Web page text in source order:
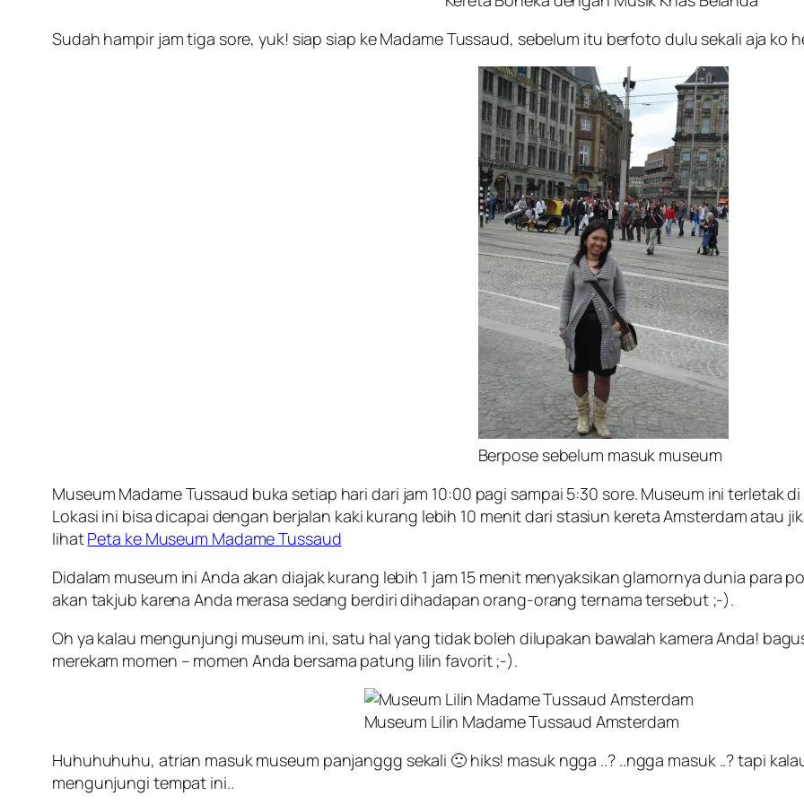
Sudah hampir jam tiga sore, yuk! siap siap ke Madame Tussaud, sebelum itu berfoto dulu sekali aja ko
Berpose sebelum masuk museum
Museum Madame Tussaud buka setiap hari dari jam 10:00 pagi sampai 5:30 sore. Museum ini terletak
Lokasi ini bisa dicapai dengan berjalan kaki kurang lebih 10 menit dari stasiun kereta Amsterdam atau
lihatPeta ke Museum Madame Tussaud
Didalam museum ini Anda akan diajak kurang lebih 1 jam 15 menit menyaksikan glamornya dunia para
akan takjub karena Anda merasa sedang berdiri dihadapan orang-orang ternama tersebut ;-).
Oh ya kalau mengunjungi museum ini, satu hal yang tidak boleh dilupakan bawalah kamera Anda!
merekam momen – momen Anda bersama patung lilin favorit ;-).
Museum Lilin Madame Tussaud Amsterdam
Huhuhuhuhu, atrian masuk museum panjanggg sekali 🙁 hiks! masuk ngga ..? ..ngga masuk ..? tapi
mengunjungi tempat ini..